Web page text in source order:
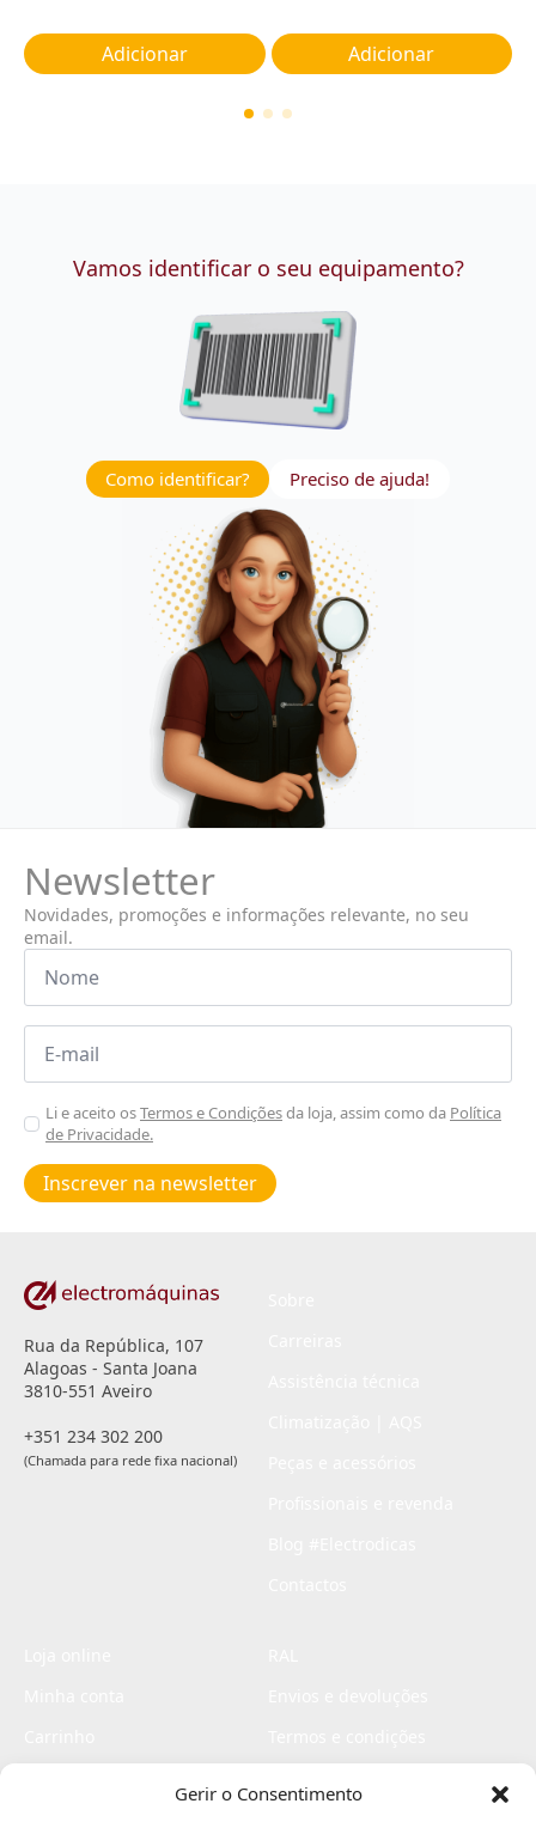
Gerir o Consentimento
Adicionar Adicionar
Vamos identificar o seu equipamento?
Como identificar? Preciso de ajuda!
Newsletter
Novidades, promoções e informações relevante, no seu
email.
Nome
Email
Aceitar
Poiticas
de
privacidade
Li e aceito osTermos e Condiçõesda loja, assim como da Política
de Privacidade.
Inscrever na newsletter
Rua da República, 107
Alagoas - Santa Joana
3810-551 Aveiro
+351 234 302 200
(Chamada para rede fixa nacional)